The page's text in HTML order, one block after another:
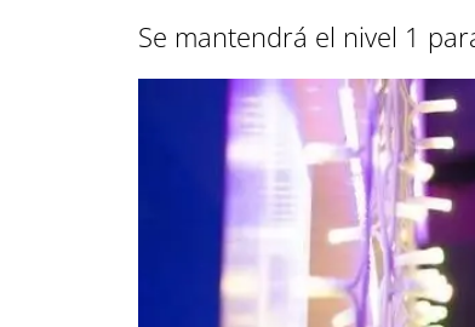
Se mantendrá el nivel 1